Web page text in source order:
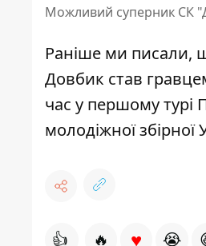
Можливий суперник СК
Раніше ми писали,
Довбик став
час у першому турі
молодіжної збірної
👍 🔥 ♥ 😭